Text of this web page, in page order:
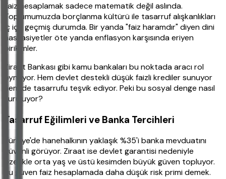
Faiz hesaplamak sadece matematik değil aslında.
Toplumumuzda borçlanma kültürü ile tasarruf alışkanlıkları
iç içe geçmiş durumda. Bir yanda "faiz haramdır" diyen dini
hassasiyetler öte yanda enflasyon karşısında eriyen
birikimler.
Ziraat Bankası gibi kamu bankaları bu noktada aracı rol
oynuyor. Hem devlet destekli düşük faizli krediler sunuyor
hem de tasarrufu teşvik ediyor. Peki bu sosyal denge nasıl
kuruluyor?
Tasarruf Eğilimleri ve Banka Tercihleri
Türkiye'de hanehalkının yaklaşık %35'i banka mevduatını
güvenli görüyor. Ziraat ise devlet garantisi nedeniyle
özellikle orta yaş ve üstü kesimden büyük güven topluyor.
Bu güven faiz hesaplamada daha düşük risk primi demek.